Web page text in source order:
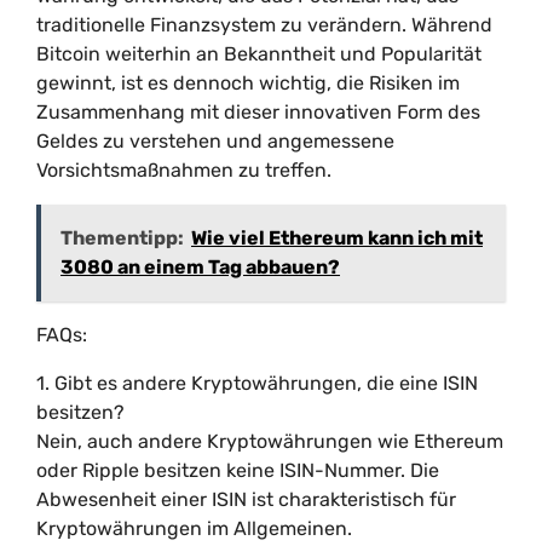
traditionelle Finanzsystem zu verändern. Während
Bitcoin weiterhin an Bekanntheit und Popularität
gewinnt, ist es dennoch wichtig, die Risiken im
Zusammenhang mit dieser innovativen Form des
Geldes zu verstehen und angemessene
Vorsichtsmaßnahmen zu treffen.
Thementipp: Wie viel Ethereum kann ich mit
3080 an einem Tag abbauen?
FAQs:
1. Gibt es andere Kryptowährungen, die eine ISIN
besitzen?
Nein, auch andere Kryptowährungen wie Ethereum
oder Ripple besitzen keine ISIN-Nummer. Die
Abwesenheit einer ISIN ist charakteristisch für
Kryptowährungen im Allgemeinen.